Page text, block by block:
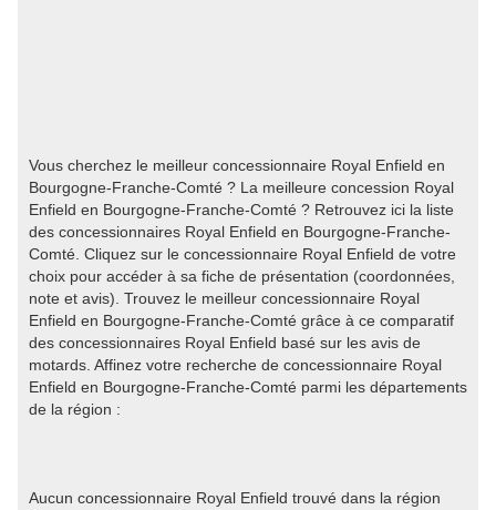
Vous cherchez le meilleur concessionnaire Royal Enfield en
Bourgogne-Franche-Comté ? La meilleure concession Royal
Enfield en Bourgogne-Franche-Comté ? Retrouvez ici la liste
des concessionnaires Royal Enfield en Bourgogne-Franche-
Comté. Cliquez sur le concessionnaire Royal Enfield de votre
choix pour accéder à sa fiche de présentation (coordonnées,
note et avis). Trouvez le meilleur concessionnaire Royal
Enfield en Bourgogne-Franche-Comté grâce à ce comparatif
des concessionnaires Royal Enfield basé sur les avis de
motards. Affinez votre recherche de concessionnaire Royal
Enfield en Bourgogne-Franche-Comté parmi les départements
de la région :
Aucun concessionnaire Royal Enfield trouvé dans la région